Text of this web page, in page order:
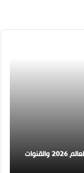
موعد مباراة إنجلترا وكرواتيا في كأس العالم 2026 والقنوات